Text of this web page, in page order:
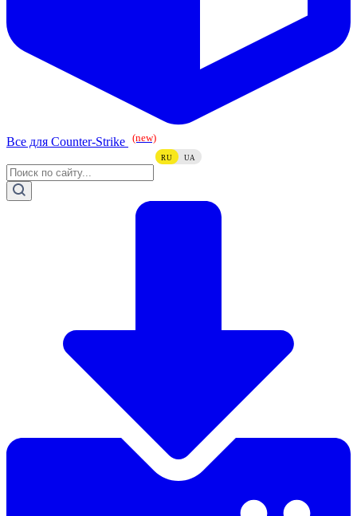
Все для Counter-Strike (new)
RU UA